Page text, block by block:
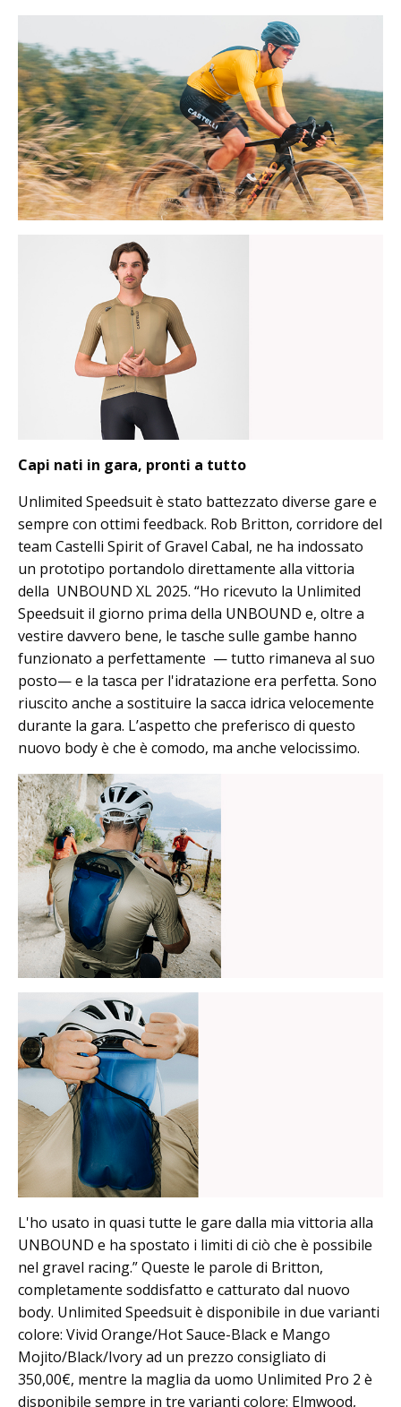
Capi nati in gara, pronti a tutto
Unlimited Speedsuit è stato battezzato diverse gare e
sempre con ottimi feedback. Rob Britton, corridore del
team Castelli Spirit of Gravel Cabal, ne ha indossato
un prototipo portandolo direttamente alla vittoria
della UNBOUND XL 2025. “Ho ricevuto la Unlimited
Speedsuit il giorno prima della UNBOUND e, oltre a
vestire davvero bene, le tasche sulle gambe hanno
funzionato a perfettamente — tutto rimaneva al suo
posto— e la tasca per l'idratazione era perfetta. Sono
riuscito anche a sostituire la sacca idrica velocemente
durante la gara. L’aspetto che preferisco di questo
nuovo body è che è comodo, ma anche velocissimo.
L'ho usato in quasi tutte le gare dalla mia vittoria alla
UNBOUND e ha spostato i limiti di ciò che è possibile
nel gravel racing.” Queste le parole di Britton,
completamente soddisfatto e catturato dal nuovo
body. Unlimited Speedsuit è disponibile in due varianti
colore: Vivid Orange/Hot Sauce-Black e Mango
Mojito/Black/Ivory ad un prezzo consigliato di
350,00€, mentre la maglia da uomo Unlimited Pro 2 è
disponibile sempre in tre varianti colore: Elmwood,